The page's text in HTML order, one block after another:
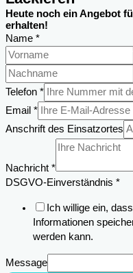
Heute noch ein Angebot
erhalten!
Name *
Telefon *
Email *
Anschrift des Einsatzortes
Nachricht *
Telefon
Nachricht
DSGVO-Einverständnis *
Ich willige ein,
Informationen
werden kann.
Message